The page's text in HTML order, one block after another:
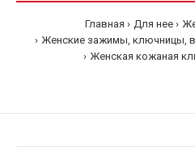
Главная Для нее
Женские зажимы, ключницы,
Женская кожаная